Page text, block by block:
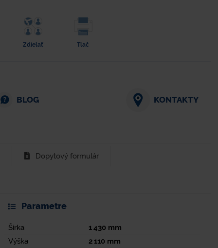
Zdielať Tlač
BLOG KONTAKTY
Dopytový formulár
Parametre
Šírka 1 430 mm
Výška
2 110 mm